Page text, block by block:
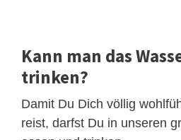
Kann man das
trinken?
Damit Du Dich völlig
reist, darfst Du in unseren